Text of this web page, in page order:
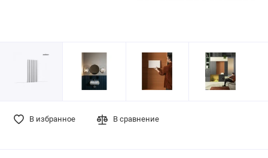
В избранное В сравнение